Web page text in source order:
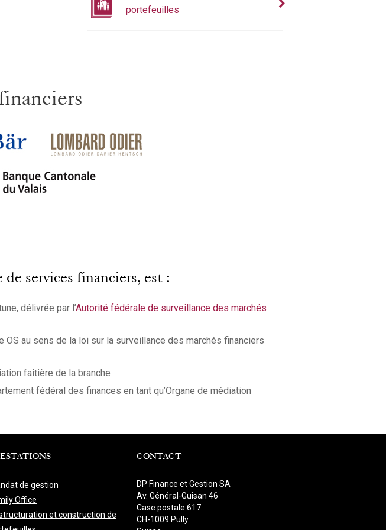
portefeuilles
services financiers, est :
délivrée par l’Autorité fédérale de surveillance des marchés
OS au sens de la loi sur la surveillance des marchés financiers
faîtière de la branche
fédéral des finances en tant qu’Organe de médiation
de gestion
Office
et construction de
CONTACT
DP Finance et Gestion SA
Av. Général-Guisan 46
Case postale 617
CH-1009 Pully